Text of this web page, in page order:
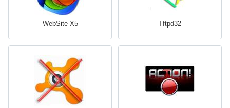
WebSite X5 Tftpd32